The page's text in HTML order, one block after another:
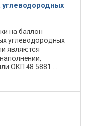
на баллон
углеводородных
являются
ОКП 48 5881 ...